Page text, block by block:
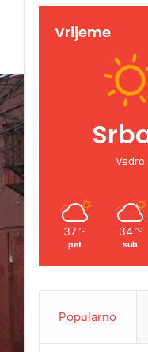
Vrijeme
Vedro
37 ℃
pet
34 ℃
sub
Popularno